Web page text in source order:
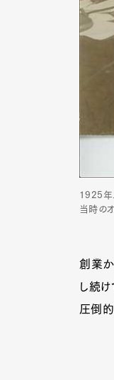
1925年
当時のオ
創業か
し続け
圧倒